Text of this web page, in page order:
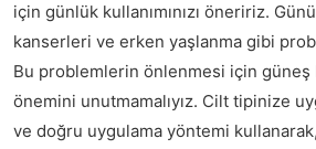
için günlük kullanımınızı öneririz.
kanserleri ve erken yaşlanma gibi
Bu problemlerin önlenmesi için güneş
önemini unutmamalıyız. Cilt tipinize
ve doğru uygulama yöntemi kullanarak,